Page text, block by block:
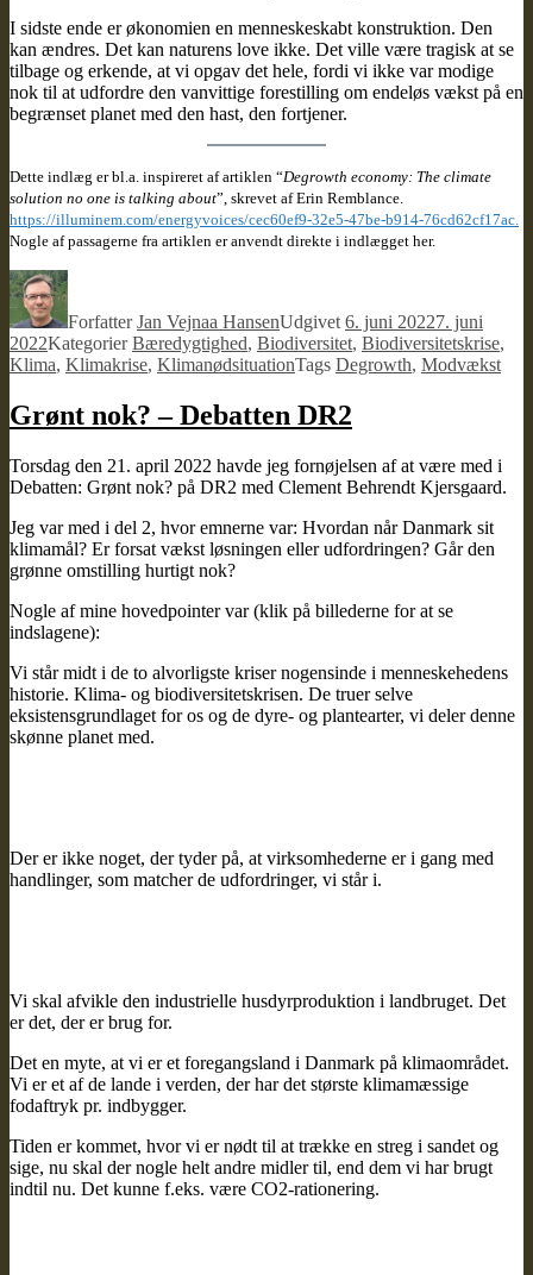
I sidste ende er økonomien en menneskeskabt konstruktion. Den
kan ændres. Det kan naturens love ikke. Det ville være tragisk at se
tilbage og erkende, at vi opgav det hele, fordi vi ikke var modige
nok til at udfordre den vanvittige forestilling om endeløs vækst på en
begrænset planet med den hast, den fortjener.
Dette indlæg er bl.a. inspireret af artiklen “Degrowth economy: The climate
solution no one is talking about”, skrevet af Erin Remblance.
https://illuminem.com/energyvoices/cec60ef9-32e5-47be-b914-76cd62cf17ac.
Nogle af passagerne fra artiklen er anvendt direkte i indlægget her.
ForfatterJan Vejnaa HansenUdgivet 6. juni 20227. juni
2022KategorierBæredygtighed, Biodiversitet, Biodiversitetskrise,
Klima, Klimakrise, KlimanødsituationTags Degrowth, Modvækst
Grønt nok? – Debatten DR2
Torsdag den 21. april 2022 havde jeg fornøjelsen af at være med i
Debatten: Grønt nok? på DR2 med Clement Behrendt Kjersgaard.
Jeg var med i del 2, hvor emnerne var: Hvordan når Danmark sit
klimamål? Er forsat vækst løsningen eller udfordringen? Går den
grønne omstilling hurtigt nok?
Nogle af mine hovedpointer var (klik på billederne for at se
indslagene):
Vi står midt i de to alvorligste kriser nogensinde i menneskehedens
historie. Klima- og biodiversitetskrisen. De truer selve
eksistensgrundlaget for os og de dyre- og plantearter, vi deler denne
skønne planet med.
Der er ikke noget, der tyder på, at virksomhederne er i gang med
handlinger, som matcher de udfordringer, vi står i.
Vi skal afvikle den industrielle husdyrproduktion i landbruget. Det
er det, der er brug for.
Det en myte, at vi er et foregangsland i Danmark på klimaområdet.
Vi er et af de lande i verden, der har det største klimamæssige
fodaftryk pr. indbygger.
Tiden er kommet, hvor vi er nødt til at trække en streg i sandet og
sige, nu skal der nogle helt andre midler til, end dem vi har brugt
indtil nu. Det kunne f.eks. være CO2-rationering.